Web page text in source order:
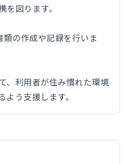
図ります。
の作成や記録を行いま
、利用者が住み慣れた環境
う支援します。